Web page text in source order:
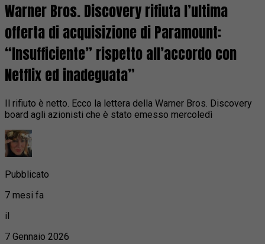
Warner Bros. Discovery rifiuta l’ultima
offerta di acquisizione di Paramount:
“Insufficiente” rispetto all’accordo con
Netflix ed inadeguata”
Il rifiuto è netto. Ecco la lettera della Warner Bros. Discovery
board agli azionisti che è stato emesso mercoledì
Pubblicato
7 mesi fa
il
7 Gennaio 2026